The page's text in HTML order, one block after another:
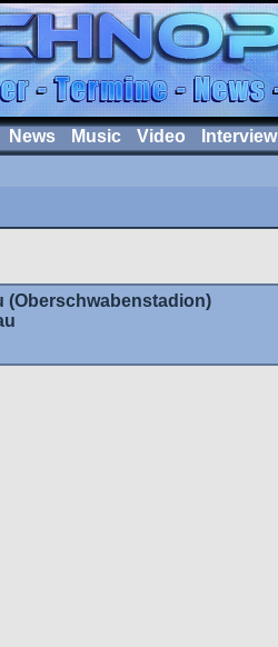
News Music Video Interview
(Oberschwabenstadion)